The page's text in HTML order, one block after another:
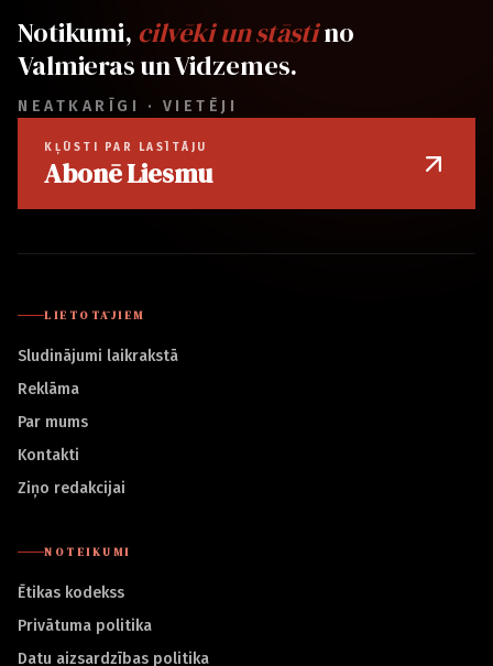
Notikumi, cilvēki un stāstino
Valmieras un Vidzemes.
NEATKARĪGI · VIETĒJI
KĻŪSTI PAR LASĪTĀJU
Abonē Liesmu
LIETOTĀJIEM
Sludinājumi laikrakstā
Reklāma
Par mums
Kontakti
Ziņo redakcijai
NOTEIKUMI
Ētikas kodekss
Privātuma politika
Datu aizsardzības politika